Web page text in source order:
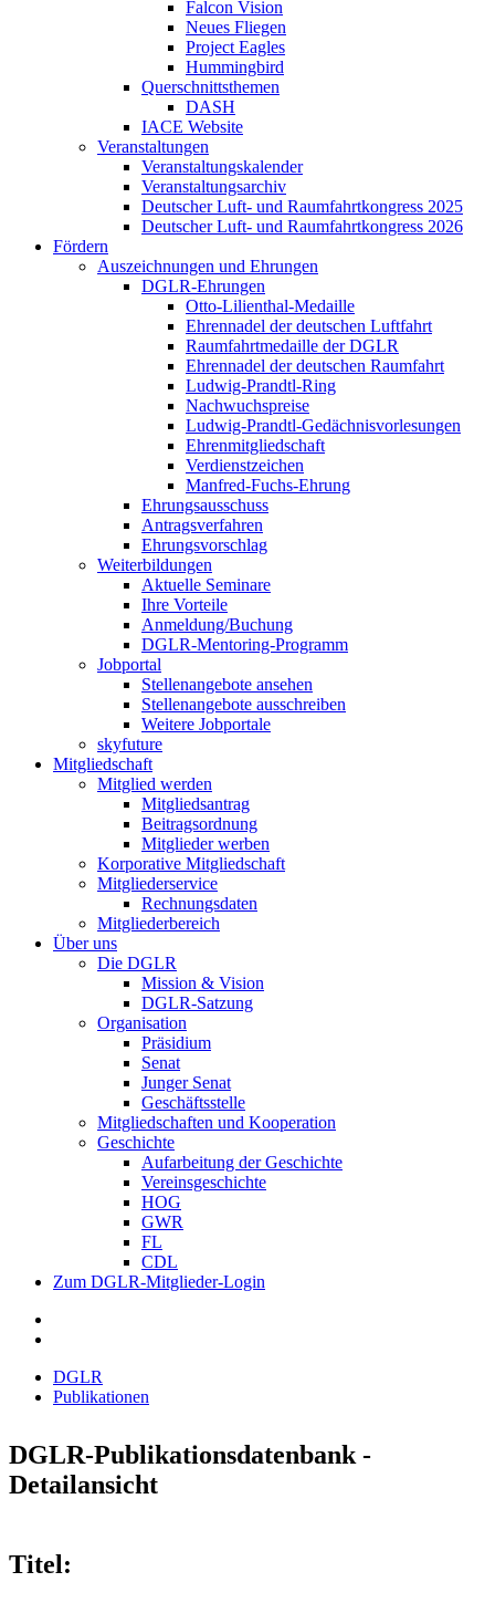
Falcon Vision
Neues Fliegen
Project Eagles
Hummingbird
Querschnittsthemen
DASH
IACE Website
Veranstaltungen
Veranstaltungskalender
Veranstaltungsarchiv
Deutscher Luft- und Raumfahrtkongress 2025
Deutscher Luft- und Raumfahrtkongress 2026
Fördern
Auszeichnungen und Ehrungen
DGLR-Ehrungen
Otto-Lilienthal-Medaille
Ehrennadel der deutschen Luftfahrt
Raumfahrtmedaille der DGLR
Ehrennadel der deutschen Raumfahrt
Ludwig-Prandtl-Ring
Nachwuchspreise
Ludwig-Prandtl-Gedächnisvorlesungen
Ehrenmitgliedschaft
Verdienstzeichen
Manfred-Fuchs-Ehrung
Ehrungsausschuss
Antragsverfahren
Ehrungsvorschlag
Weiterbildungen
Aktuelle Seminare
Ihre Vorteile
Anmeldung/Buchung
DGLR-Mentoring-Programm
Jobportal
Stellenangebote ansehen
Stellenangebote ausschreiben
Weitere Jobportale
skyfuture
Mitgliedschaft
Mitglied werden
Mitgliedsantrag
Beitragsordnung
Mitglieder werben
Korporative Mitgliedschaft
Mitgliederservice
Rechnungsdaten
Mitgliederbereich
Über uns
Die DGLR
Mission & Vision
DGLR-Satzung
Organisation
Präsidium
Senat
Junger Senat
Geschäftsstelle
Mitgliedschaften und Kooperation
Geschichte
Aufarbeitung der Geschichte
Vereinsgeschichte
HOG
GWR
FL
CDL
Zum DGLR-Mitglieder-Login
DGLR
Publikationen
DGLR-Publikationsdatenbank -
Detailansicht
Titel: